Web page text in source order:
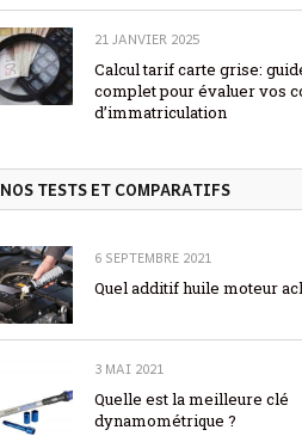
21 JANVIER 2025
Calcul tarif carte grise:
complet pour évaluer vos
d’immatriculation
NOS TESTS ET COMPARATIFS
6 SEPTEMBRE 2021
Quel additif huile moteur
3 MAI 2021
Quelle est la meilleure clé
dynamométrique ?